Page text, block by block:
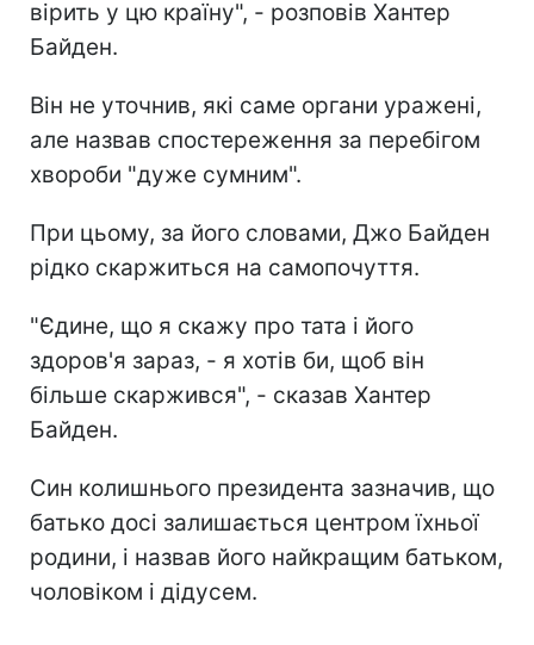
вірить у цю країну", - розповів Хантер
Байден.
Він не уточнив, які саме органи уражені,
але назвав спостереження за перебігом
хвороби "дуже сумним".
При цьому, за його словами, Джо Байден
рідко скаржиться на самопочуття.
"Єдине, що я скажу про тата і його
здоров'я зараз, - я хотів би, щоб він
більше скаржився", - сказав Хантер
Байден.
Син колишнього президента зазначив, що
батько досі залишається центром їхньої
родини, і назвав його найкращим батьком,
чоловіком і дідусем.